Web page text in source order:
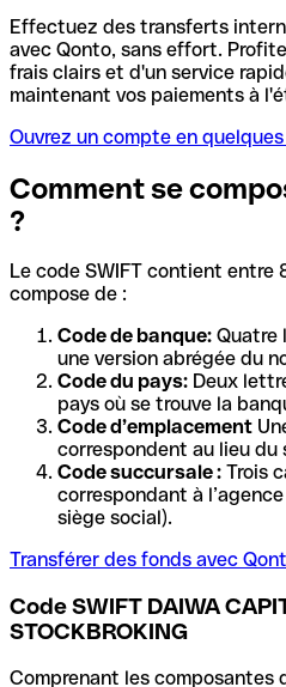
Effectuez des transferts
avec Qonto, sans effort.
frais clairs et d'un service
maintenant vos paiements à
Ouvrez un compte en
Comment se
?
Le code SWIFT contient entre
compose de :
Code de banque: Quatre
une version abrégée du
Code du pays: Deux
pays où se trouve la
Code d’emplacement
correspondent au lieu du
Code succursale : Trois
correspondant à
siège social).
Transférer des fonds avec
Code SWIFT DAIWA
STOCKBROKING
Comprenant les composantes